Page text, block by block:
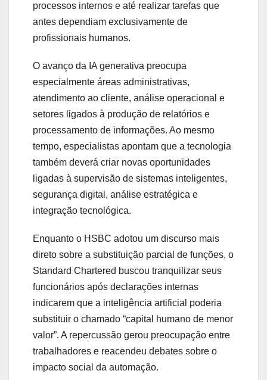
processos internos e até realizar tarefas que
antes dependiam exclusivamente de
profissionais humanos.
O avanço da IA generativa preocupa
especialmente áreas administrativas,
atendimento ao cliente, análise operacional e
setores ligados à produção de relatórios e
processamento de informações. Ao mesmo
tempo, especialistas apontam que a tecnologia
também deverá criar novas oportunidades
ligadas à supervisão de sistemas inteligentes,
segurança digital, análise estratégica e
integração tecnológica.
Enquanto o HSBC adotou um discurso mais
direto sobre a substituição parcial de funções, o
Standard Chartered buscou tranquilizar seus
funcionários após declarações internas
indicarem que a inteligência artificial poderia
substituir o chamado “capital humano de menor
valor”. A repercussão gerou preocupação entre
trabalhadores e reacendeu debates sobre o
impacto social da automação.